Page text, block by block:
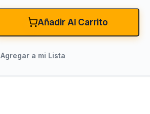
Añadir Al Carrito
Agregar a mi Lista